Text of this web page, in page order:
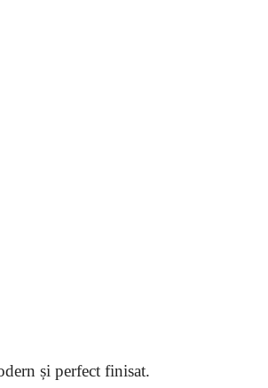
și perfect finisat.